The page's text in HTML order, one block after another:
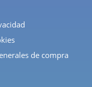
de compra